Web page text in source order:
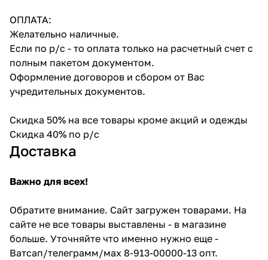
ОПЛАТА:
Желательно наличные.
Если по р/с - то оплата только на расчетный счет с
полным пакетом документом.
Оформление договоров и сбором от Вас
учредительных документов.
Скидка 50% на все товары кроме акций и одежды
Скидка 40% по р/с
Доставка
Важно для всех!
Обратите внимание. Сайт загружен товарами. На
сайте не все товары выставлены - в магазине
больше. Уточняйте что именно нужно еще -
Ватсап/телеграмм/мах 8-913-00000-13 опт.